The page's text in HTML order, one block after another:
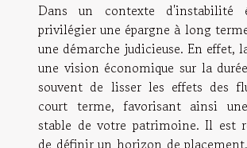
Dans un contexte d'instabilité
privilégier une épargne à long
une démarche judicieuse. En effet,
une vision économique sur la
souvent de lisser les effets des
court terme, favorisant ainsi
stable de votre patrimoine. Il est
de définir un horizon de